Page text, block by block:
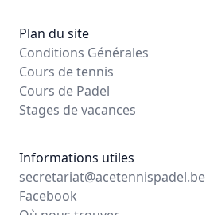
Plan du site
Conditions Générales
Cours de tennis
Cours de Padel
Stages de vacances
Informations utiles
secretariat@acetennispadel.be
Facebook